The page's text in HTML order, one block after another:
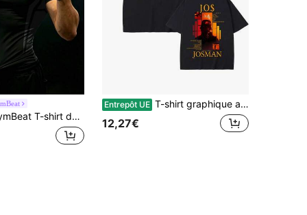
sport ajusté à manches courtes avec patchwork de couleurs contrastées pour hommes, salle de sport
Entrepôt UE T-shirt graphique album Josman JO$ pour hommes et femmes, mode hip-hop, musique pop, t-shirt vintage décontracté, streetwear
12,27€